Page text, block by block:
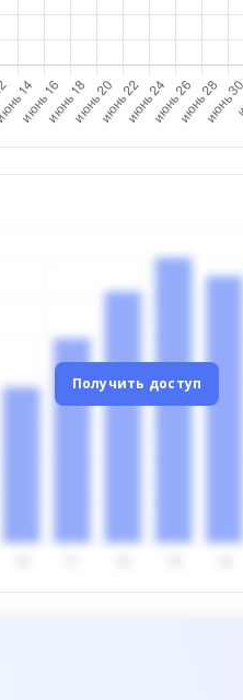
Получить доступ